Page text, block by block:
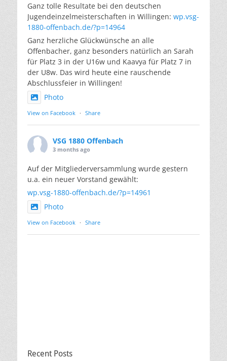
Ganz tolle Resultate bei den deutschen
Jugendeinzelmeisterschaften in Willingen: wp.vsg-
1880-offenbach.de/?p=14964
Ganz herzliche Glückwünsche an alle
Offenbacher, ganz besonders natürlich an Sarah
für Platz 3 in der U16w und Kaavya für Platz 7 in
der U8w. Das wird heute eine rauschende
Abschlussfeier in Willingen!
Photo
View on Facebook · Share
VSG 1880 Offenbach
3 months ago
Auf der Mitgliederversammlung wurde gestern
u.a. ein neuer Vorstand gewählt:
wp.vsg-1880-offenbach.de/?p=14961
Photo
View on Facebook · Share
Recent Posts